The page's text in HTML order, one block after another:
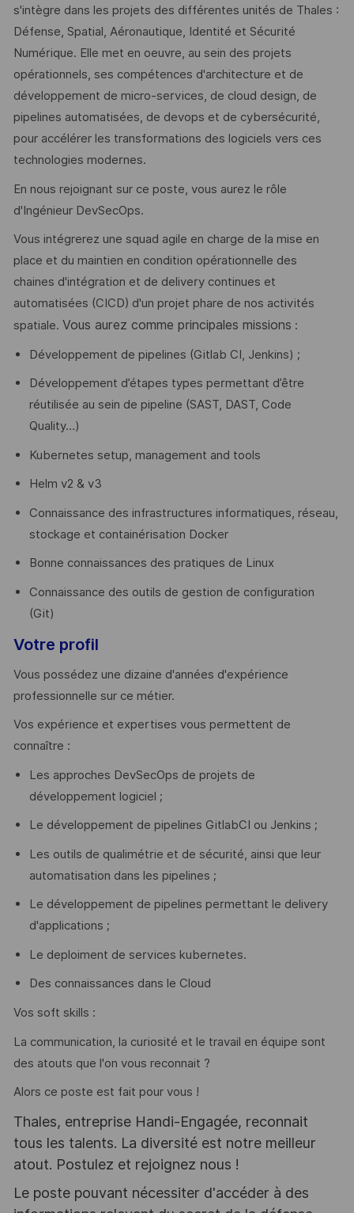
s'intègre dans les projets des différentes unités de Thales :
Défense, Spatial, Aéronautique, Identité et Sécurité
Numérique. Elle met en oeuvre, au sein des projets
opérationnels, ses compétences d'architecture et de
développement de micro-services, de cloud design, de
pipelines automatisées, de devops et de cybersécurité,
pour accélérer les transformations des logiciels vers ces
technologies modernes.
En nous rejoignant sur ce poste, vous aurez le rôle
d'Ingénieur DevSecOps.
Vous intégrerez une squad agile en charge de la mise en
place et du maintien en condition opérationnelle des
chaines d'intégration et de delivery continues et
automatisées (CICD) d'un projet phare de nos activités
spatiale. Vous aurez comme principales missions ​:
Développement de pipelines (Gitlab CI, Jenkins) ;
Développement d’étapes types permettant d’être
réutilisée au sein de pipeline (SAST, DAST, Code
Quality…)
Kubernetes setup, management and tools
Helm v2 & v3
Connaissance des infrastructures informatiques, réseau,
stockage et containérisation Docker
Bonne connaissances des pratiques de Linux
Connaissance des outils de gestion de configuration
(Git)
Votre profil
Vous possédez une dizaine d'années d'expérience
professionnelle sur ce métier.
Vos expérience et expertises vous permettent de
connaître :
Les approches DevSecOps de projets de
développement logiciel ;
Le développement de pipelines GitlabCI ou Jenkins ;
Les outils de qualimétrie et de sécurité, ainsi que leur
automatisation dans les pipelines ;
Le développement de pipelines permettant le delivery
d'applications ;
Le deploiment de services kubernetes.
Des connaissances dans le Cloud
Vos soft skills :
La communication, la curiosité et le travail en équipe sont
des atouts que l'on vous reconnait ?
Alors ce poste est fait pour vous !
Thales, entreprise Handi-Engagée, reconnait
tous les talents. La diversité est notre meilleur
atout. Postulez et rejoignez nous !
Le poste pouvant nécessiter d'accéder à des